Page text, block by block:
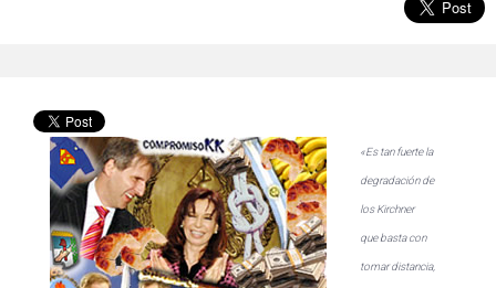
«Es tan fuerte la
degradación de
los Kirchner
que basta con
tomar distancia,